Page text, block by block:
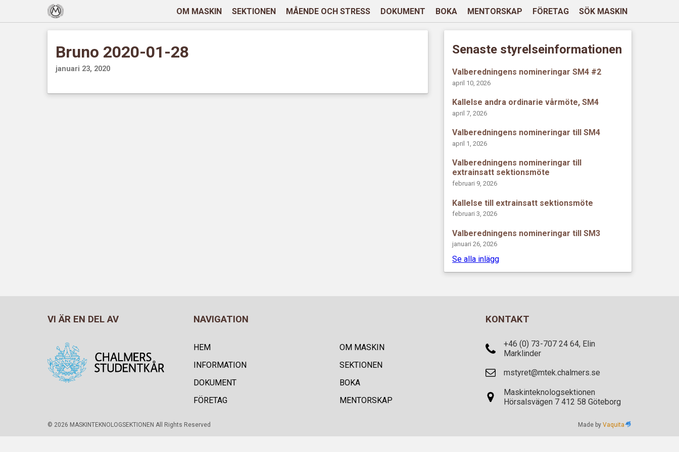
OM MASKIN SEKTIONEN MÅENDE OCH STRESS DOKUMENT BOKA MENTORSKAP FÖRETAG SÖK MASKIN
Bruno 2020-01-28
januari 23, 2020
Senaste styrelseinformationen
Valberedningens nomineringar SM4 #2
april 10, 2026
Kallelse andra ordinarie vårmöte, SM4
april 7, 2026
Valberedningens nomineringar till SM4
april 1, 2026
Valberedningens nomineringar till
extrainsatt sektionsmöte
februari 9, 2026
Kallelse till extrainsatt sektionsmöte
februari 3, 2026
Valberedningens nomineringar till SM3
januari 26, 2026
Se alla inlägg
VI ÄR EN DEL AV NAVIGATION
HEM
OM MASKIN
INFORMATION
SEKTIONEN
DOKUMENT
BOKA
FÖRETAG
MENTORSKAP
KONTAKT
+46 (0) 73-707 24 64, Elin
Marklinder
mstyret@mtek.chalmers.se
Maskinteknologsektionen
Hörsalsvägen 7 412 58 Göteborg
© 2026 MASKINTEKNOLOGSEKTIONEN All Rights Reserved Made byVaquita